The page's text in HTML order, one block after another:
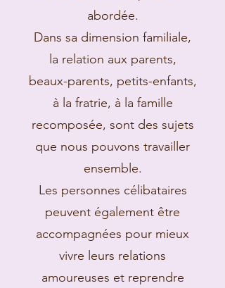
abordée.
Dans sa dimension familiale,
la relation aux parents,
beaux-parents, petits-enfants,
à la fratrie, à la famille
recomposée, sont des sujets
que nous pouvons travailler
ensemble.
Les personnes célibataires
peuvent également être
accompagnées pour mieux
vivre leurs relations
amoureuses et reprendre